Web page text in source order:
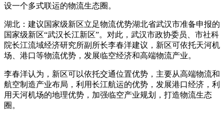
设一个多式联运的物流生态圈。
湖北：建议国家级新区立足物流优势湖北省武汉市准备申报的
国家级新区“武汉长江新区”。对此，武汉市政协委员、市社科
院长江流域经济研究所副所长李春洋建议，新区可依托天河机
场、港口等物流优势，发展临空经济和高端物流产业。
李春洋认为，新区可以依托交通位置优势，主要从高端物流和
航空制造产业布局，利用长江航运的优势，发展港口经济，利
用天河机场的地理优势，加强临空产业规划，打造物流生态
圈。